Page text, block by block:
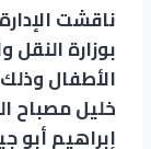
ناقشت
بوزارة
الأطفال
خليل مصباح
إبراهيم أبو